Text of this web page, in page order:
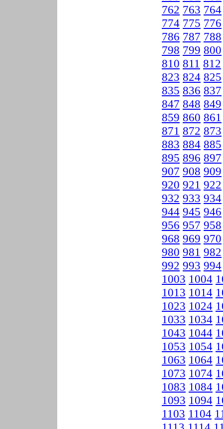
762 763 764
774 775 776
786 787 788
798 799 800
810 811 812
823 824 825
835 836 837
847 848 849
859 860 861
871 872 873
883 884 885
895 896 897
907 908 909
920 921 922
932 933 934
944 945 946
956 957 958
968 969 970
980 981 982
992 993 994
1003 1004
1013 1014
1023 1024
1033 1034
1043 1044
1053 1054
1063 1064
1073 1074
1083 1084
1093 1094
1103 1104